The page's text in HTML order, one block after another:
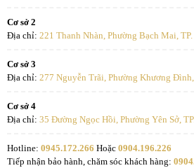
Cơ sở 2
Địa chỉ: 221 Thanh Nhàn, Phường Bạch Mai,
Cơ sở 3
Địa chỉ: 277 Nguyễn Trãi, Phường Khương Đình,
Cơ sở 4
Địa chỉ: 35 Đường Ngọc Hồi, Phường Yên Sở,
Hotline: 0945.172.266 Hoặc 0904.196.226
Tiếp nhận bảo hành, chăm sóc khách hàng: